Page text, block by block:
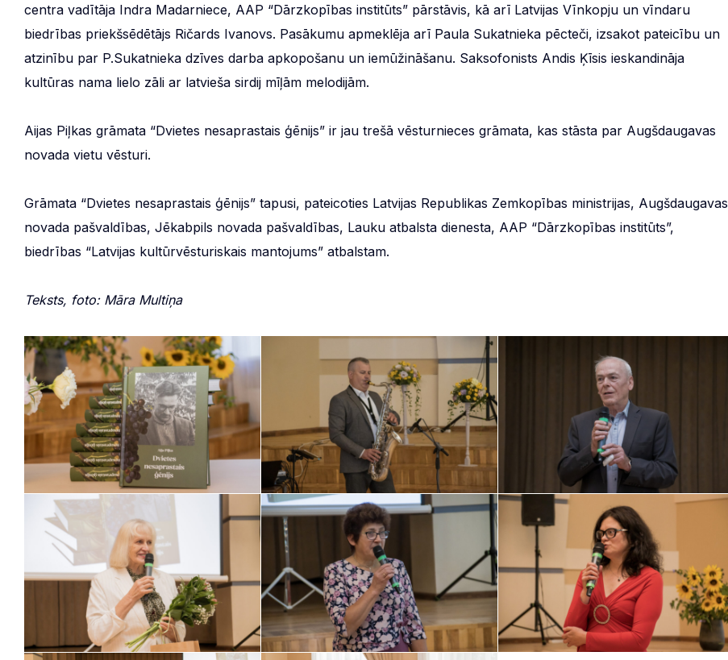
centra vadītāja Indra Madarniece, AAP “Dārzkopības institūts” pārstāvis, kā arī Latvijas Vīnkopju un vīndaru
biedrības priekšsēdētājs Ričards Ivanovs. Pasākumu apmeklēja arī Paula Sukatnieka pēcteči, izsakot pateicību un
atzinību par P.Sukatnieka dzīves darba apkopošanu un iemūžināšanu. Saksofonists Andis Ķīsis ieskandināja
kultūras nama lielo zāli ar latvieša sirdij mīļām melodijām.
Aijas Piļkas grāmata “Dvietes nesaprastais ģēnijs” ir jau trešā vēsturnieces grāmata, kas stāsta par Augšdaugavas
novada vietu vēsturi.
Grāmata “Dvietes nesaprastais ģēnijs” tapusi, pateicoties Latvijas Republikas Zemkopības ministrijas, Augšdaugavas
novada pašvaldības, Jēkabpils novada pašvaldības, Lauku atbalsta dienesta, AAP “Dārzkopības institūts”,
biedrības “Latvijas kultūrvēsturiskais mantojums” atbalstam.
Teksts, foto: Māra Multiņa